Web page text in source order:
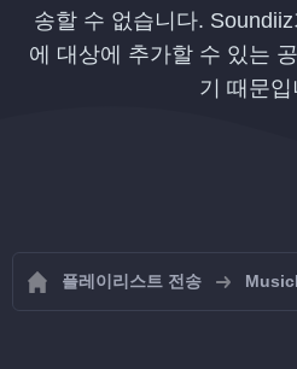
송할 수 없습니다.
에 대상에 추가할 수 있는
기 때문입
플레이리스트 전송